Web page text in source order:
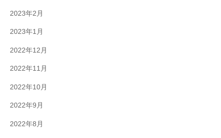
2023年2月
2023年1月
2022年12月
2022年11月
2022年10月
2022年9月
2022年8月